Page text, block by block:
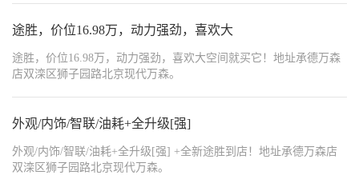
{"content":"https://img8.bitautoimg.com/usercenter/forummapifiles/2026/
{"content":"https://img8.bitautoimg.com/usercenter/forummapifiles/2026/
{"content":"#天籁·鸿蒙座舱OTA更新真香现场#","order":1,"type":1}]
途胜，价位16.98万，动力强劲，喜欢大
途胜，价位16.98万，动力强劲，喜欢大空间就买它！地址承德万森
店双滦区狮子园路北京现代万森。
外观/内饰/智联/油耗+全升级[强]
外观/内饰/智联/油耗+全升级[强] +全新途胜到店！地址承德万森店
双滦区狮子园路北京现代万森。